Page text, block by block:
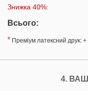
Знижка 40%:
Всього:
* Преміум латексний друк:
4.